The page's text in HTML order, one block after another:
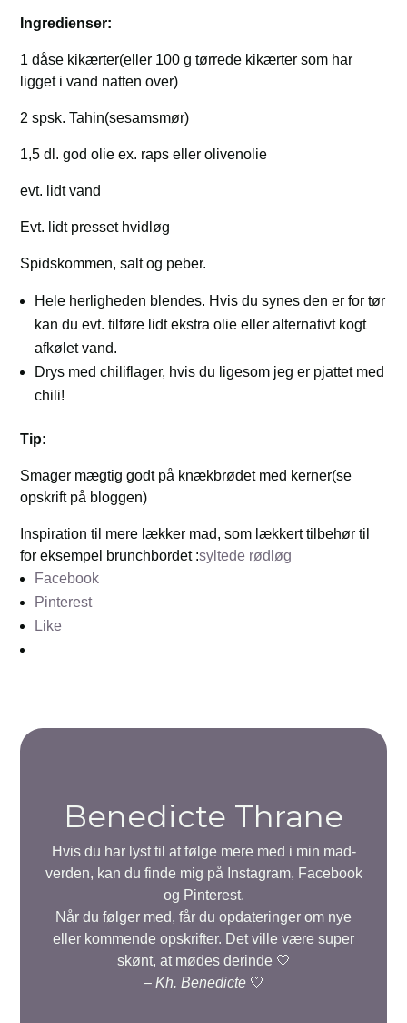
Ingredienser:
1 dåse kikærter(eller 100 g tørrede kikærter som har
ligget i vand natten over)
2 spsk. Tahin(sesamsmør)
1,5 dl. god olie ex. raps eller olivenolie
evt. lidt vand
Evt. lidt presset hvidløg
Spidskommen, salt og peber.
Hele herligheden blendes. Hvis du synes den er for tør
kan du evt. tilføre lidt ekstra olie eller alternativt kogt
afkølet vand.
Drys med chiliflager, hvis du ligesom jeg er pjattet med
chili!
Tip:
Smager mægtig godt på knækbrødet med kerner(se
opskrift på bloggen)
Inspiration til mere lækker mad, som lækkert tilbehør til
for eksempel brunchbordet :syltede rødløg
Facebook
Pinterest
Like
Benedicte Thrane
Hvis du har lyst til at følge mere med i min mad-
verden, kan du finde mig på Instagram, Facebook
og Pinterest.
Når du følger med, får du opdateringer om nye
eller kommende opskrifter. Det ville være super
skønt, at mødes derinde 🤍
– Kh. Benedicte🤍